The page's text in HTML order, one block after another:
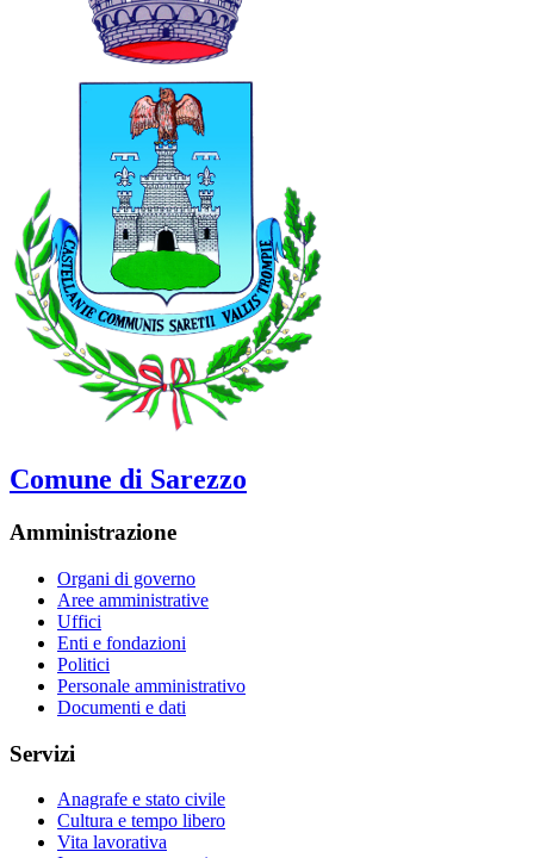
Comune di Sarezzo
Amministrazione
Organi di governo
Aree amministrative
Uffici
Enti e fondazioni
Politici
Personale amministrativo
Documenti e dati
Servizi
Anagrafe e stato civile
Cultura e tempo libero
Vita lavorativa